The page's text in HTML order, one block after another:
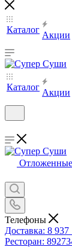
Каталог
Акции
Каталог
Акции
Отложенные
Телефоны
Доставка: 8 937
Ресторан: